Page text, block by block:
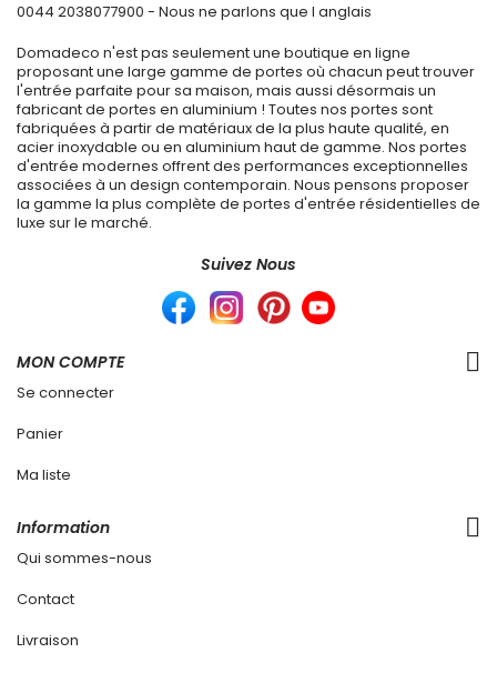
0044 2038077900 - Nous ne parlons que l anglais
Domadeco n'est pas seulement une boutique en ligne
proposant une large gamme de portes où chacun peut trouver
l'entrée parfaite pour sa maison, mais aussi désormais un
fabricant de portes en aluminium ! Toutes nos portes sont
fabriquées à partir de matériaux de la plus haute qualité, en
acier inoxydable ou en aluminium haut de gamme. Nos portes
d'entrée modernes offrent des performances exceptionnelles
associées à un design contemporain. Nous pensons proposer
la gamme la plus complète de portes d'entrée résidentielles de
luxe sur le marché.
Suivez Nous
MON COMPTE
Se connecter
Panier
Ma liste
Information
Qui sommes-nous
Contact
Livraison